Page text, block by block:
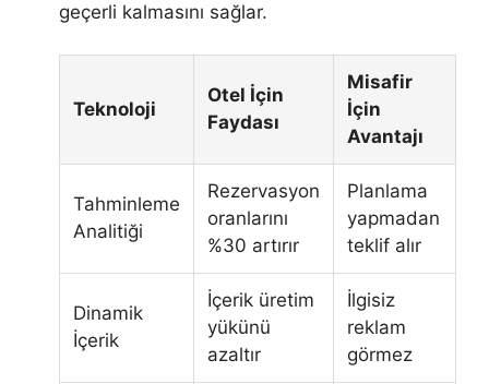
geçerli kalmasını sağlar.
Teknoloji
Otel İçin
Faydası
Misafir
İçin
Avantajı
Tahminleme
Analitiği
Rezervasyon
oranlarını
%30 artırır
Planlama
yapmadan
teklif alır
Dinamik
İçerik
İçerik üretim
yükünü
azaltır
İlgisiz
reklam
görmez